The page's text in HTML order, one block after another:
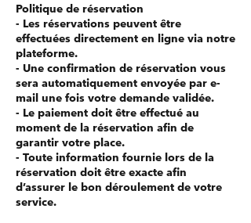
Politique de réservation
- Les réservations peuvent être
effectuées directement en ligne via notre
plateforme.
- Une confirmation de réservation vous
sera automatiquement envoyée par e-
mail une fois votre demande validée.
- Le paiement doit être effectué au
moment de la réservation afin de
garantir votre place.
- Toute information fournie lors de la
réservation doit être exacte afin
d’assurer le bon déroulement de votre
service.